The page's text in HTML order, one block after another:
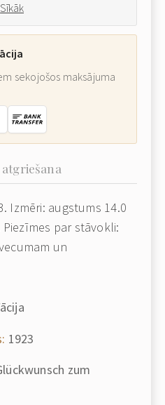
Sīkāk
sekojošos maksājuma
Izmēri: augstums 14.0
par stāvokli:
un
1923
zum